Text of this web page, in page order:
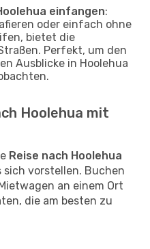
einfangen:
oder einfach ohne
bietet die
Perfekt, um den
Ausblicke in Hoolehua
Hoolehua mit
Reise nach Hoolehua
sich vorstellen. Buchen
an einem Ort
die am besten zu